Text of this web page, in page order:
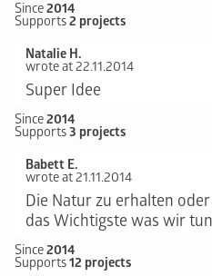
Since2014
Supports2 projects
Natalie H.
wrote at 22.11.2014
Super Idee
Since2014
Supports3 projects
Babett E.
wrote at 21.11.2014
Die Natur zu erhalten
das Wichtigste was wir
Since2014
Supports12 projects